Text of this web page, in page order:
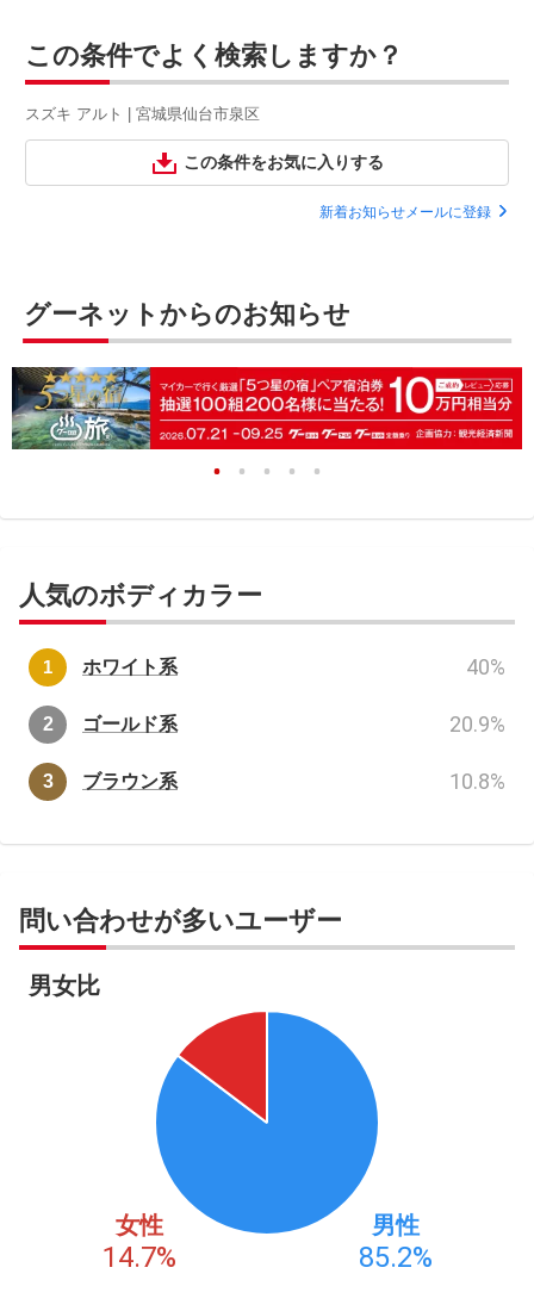
この条件でよく検索しますか？
スズキ アルト | 宮城県仙台市泉区
この条件をお気に入りする
新着お知らせメールに登録
グーネットからのお知らせ
人気のボディカラー
ホワイト系 40%
ゴールド系 20.9%
ブラウン系 10.8%
問い合わせが多いユーザー
男女比
女性
14.7%
男性
85.2%